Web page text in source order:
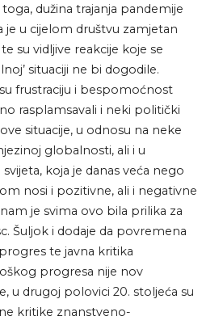
dužina trajanja pandemije
je u cijelom društvu zamjetan
su vidljive reakcije koje se
situaciji ne bi dogodile.
frustraciju i bespomoćnost
rasplamsavali i neki politički
situacije, u odnosu na neke
globalnosti, ali i u
koja je danas veća nego
nosi i pozitivne, ali i negativne
je svima ovo bila prilika za
Šuljok i dodaje da povremena
te javna kritika
progresa nije nov
u drugoj polovici 20. stoljeća su
kritike znanstveno-